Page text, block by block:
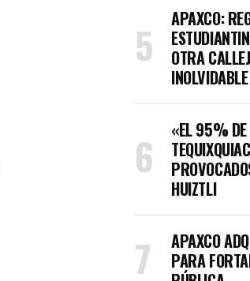
APAXCO:
OTRA
INOLVIDABLE
«EL 95% DE
HUIZTLI
APAXCO
PARA